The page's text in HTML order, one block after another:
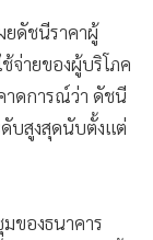
ยดัชนีราคาผู้
จ่ายของผู้บริโภค
าดการณ์ว่า ดัชนี
ดับสูงสุดนับตั้งแต่
ของธนาคาร